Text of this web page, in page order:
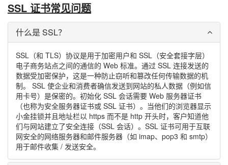
SSL 证书常见问题
什么是 SSL？
SSL（和 TLS）协议是用于加密用户和 SSL（安全套接字层）
电子商务站点之间的通信的 Web 标准。通过 SSL 连接发送的
数据受加密保护，这是一种防止窃听和篡改任何传输数据的机
制。 SSL 使企业和消费者确信发送到网站的私人数据（例如信
用卡号）是保密的。初始化 SSL 会话需要 Web 服务器证书
（也称为安全服务器证书或 SSL 证书）。当他们的浏览器显示
小金挂锁并且地址栏以 https 而不是 http 开头时，客户知道他
们与网站建立了安全连接（SSL 会话）。SSL 证书可用于互联
网安全的网络服务器和邮件服务器（如 imap、pop3 和 smtp）
用于邮件收集 / 发送安全。